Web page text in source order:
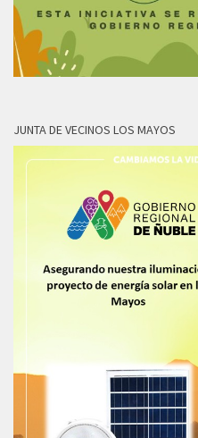
JUNTA DE VECINOS LOS MAYOS